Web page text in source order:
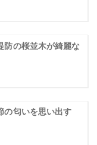
防の桜並木が綺麗な
の匂いを思い出す